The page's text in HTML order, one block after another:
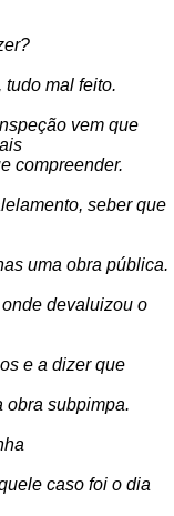
tudo mal feito.
vem que
compreender.
seber que
uma obra pública.
devaluizou o
e a dizer que
obra subpimpa.
caso foi o dia